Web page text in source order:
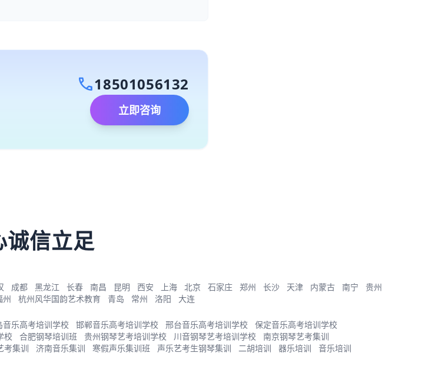
call18501056132
立即咨询
诚信立足
成都 黑龙江 长春 南昌 昆明 西安 上海 北京 石家庄 郑州 长沙 天津 内蒙古 南宁
贵州
州 杭州风华国韵艺术教育 青岛 常州 洛阳 大连
音乐高考培训学校 邯郸音乐高考培训学校 邢台音乐高考培训学校
保定音乐高考培训学校
校 合肥钢琴培训班 贵州钢琴艺考培训学校 川音钢琴艺考培训学校
南京钢琴艺考集训
考集训 济南音乐集训 寒假声乐集训班 声乐艺考生钢琴集训 二胡培训 器乐培训
音乐培训